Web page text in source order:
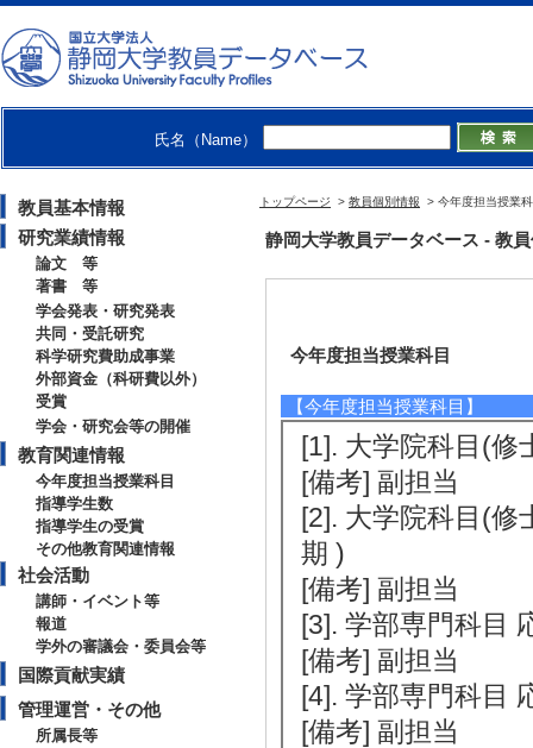
氏名（Name）
教員基本情報
研究業績情報
論文 等
著書 等
学会発表・研究発表
共同・受託研究
科学研究費助成事業
外部資金（科研費以外）
受賞
学会・研究会等の開催
教育関連情報
今年度担当授業科目
指導学生数
指導学生の受賞
その他教育関連情報
社会活動
講師・イベント等
報道
学外の審議会・委員会等
国際貢献実績
管理運営・その他
所属長等
トップページ > 教員個別情報 > 今年度担当授業
静岡大学教員データベース - 教
今年度担当授業科目
【今年度担当授業科目】
[1]. 大学院科目(修
[備考] 副担当
[2]. 大学院科目(修
期 )
[備考] 副担当
[3]. 学部専門科目
[備考] 副担当
[4]. 学部専門科目
[備考] 副担当